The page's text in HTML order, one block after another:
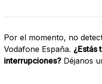
Por el momento, no
Vodafone España. ¿Estás
interrupciones? Déjanos